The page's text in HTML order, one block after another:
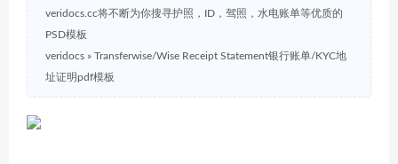
veridocs.cc将不断为你搜寻护照，ID，驾照，水电账单等优质的
PSD模板
veridocs » Transferwise/Wise Receipt Statement银行账单/KYC地
址证明pdf模板